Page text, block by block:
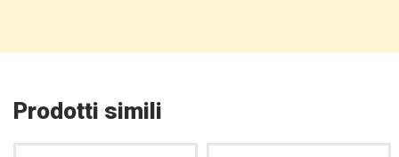
Prodotti simili